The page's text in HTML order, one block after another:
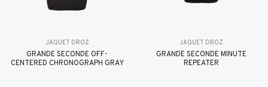
JAQUET DROZ
GRANDE SECONDE OFF-
CENTERED CHRONOGRAPH GRAY
JAQUET DROZ
GRANDE SECONDE MINUTE
REPEATER